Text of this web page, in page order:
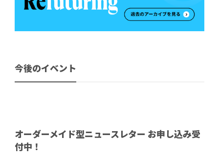
今後のイベント
オーダーメイド型ニュースレター お申し込み受
付中！